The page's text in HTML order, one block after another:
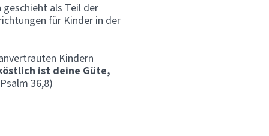
als Teil der
für Kinder in der
Kindern
ist deine Güte,
36,8)